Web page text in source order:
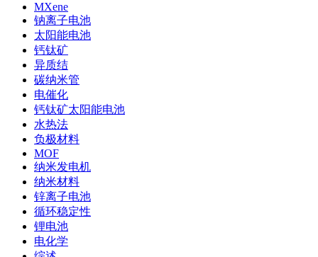
MXene
钠离子电池
太阳能电池
钙钛矿
异质结
碳纳米管
电催化
钙钛矿太阳能电池
水热法
负极材料
MOF
纳米发电机
纳米材料
锌离子电池
循环稳定性
锂电池
电化学